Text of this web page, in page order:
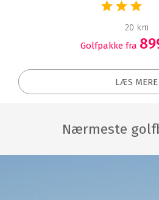
20 km
Golfpakke fra
LÆS MERE
Nærmeste